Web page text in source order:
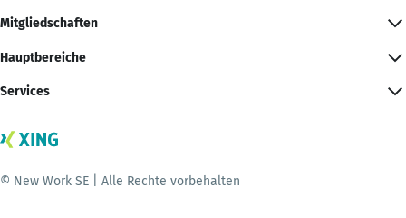
Mitgliedschaften
Hauptbereiche
Services
© New Work SE | Alle Rechte vorbehalten